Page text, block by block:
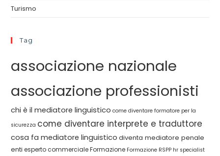
Turismo
Tag
associazione nazionale
associazione professionisti
chi è il mediatore linguistico come diventare formatore per la
sicurezza come diventare interprete e traduttore
cosa fa mediatore linguistico diventa mediatore penale
enti esperto commerciale Formazione Formazione RSPP hr specialist